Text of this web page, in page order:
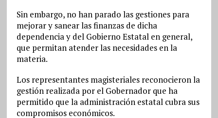
Sin embargo, no han parado las gestiones para
mejorar y sanear las finanzas de dicha
dependencia y del Gobierno Estatal en general,
que permitan atender las necesidades en la
materia.
Los representantes magisteriales reconocieron la
gestión realizada por el Gobernador que ha
permitido que la administración estatal cubra sus
compromisos económicos.